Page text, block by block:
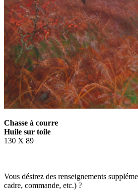
Chasse à courre
Huile sur toile
130 X 89
Vous désirez des renseignements
cadre, commande, etc.) ?